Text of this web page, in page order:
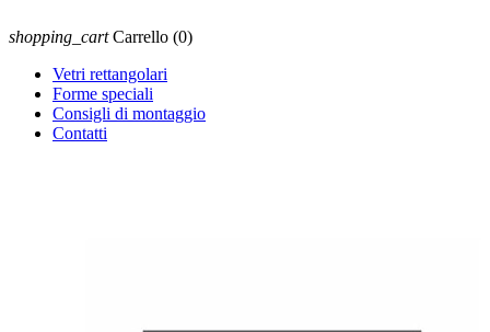
shopping_cart Carrello (0)
Vetri rettangolari
Forme speciali
Consigli di montaggio
Contatti